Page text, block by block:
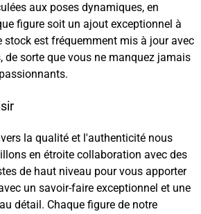
aux poses dynamiques, en
figure soit un ajout exceptionnel à
stock est fréquemment mis à jour avec
de sorte que vous ne manquez jamais
la qualité et l'authenticité nous
en étroite collaboration avec des
de haut niveau pour vous apporter
un savoir-faire exceptionnel et une
détail. Chaque figure de notre